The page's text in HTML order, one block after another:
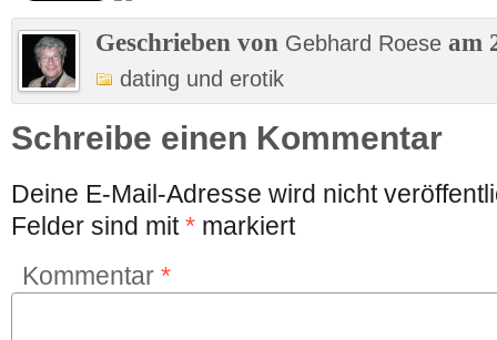
Geschrieben von Gebhard Roese am
dating und erotik
Schreibe einen Kommentar
Deine E-Mail-Adresse wird nicht
Felder sind mit* markiert
Kommentar *